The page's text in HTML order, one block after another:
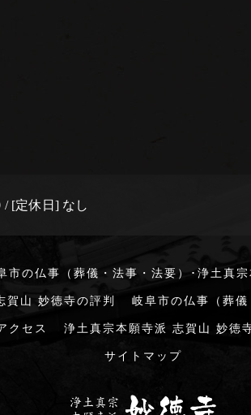
/ [定休日] なし
市の仏事（葬儀・法事・法要）･浄土真
賀山 妙徳寺の評判 岐阜市の仏事（葬
クセス 浄土真宗本願寺派 志賀山 妙徳
サイトマップ